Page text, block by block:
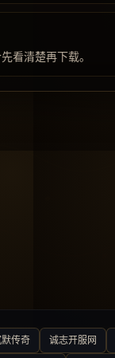
看清楚再下载。
传奇 诚志开服网